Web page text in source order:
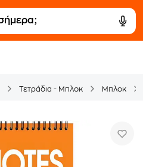
Τετράδια - Μπλοκ Μπλοκ